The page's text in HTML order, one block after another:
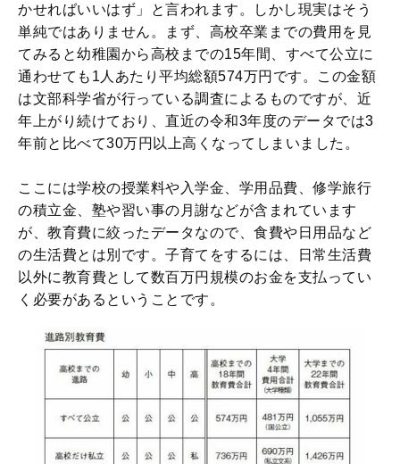
かせればいいはず」と言われます。しかし現実はそう
単純ではありません。まず、高校卒業までの費用を見
てみると幼稚園から高校までの15年間、すべて公立に
通わせても1人あたり平均総額574万円です。この金額
は文部科学省が行っている調査によるものですが、近
年上がり続けており、直近の令和3年度のデータでは3
年前と比べて30万円以上高くなってしまいました。
ここには学校の授業料や入学金、学用品費、修学旅行
の積立金、塾や習い事の月謝などが含まれています
が、教育費に絞ったデータなので、食費や日用品など
の生活費とは別です。子育てをするには、日常生活費
以外に教育費として数百万円規模のお金を支払ってい
く必要があるということです。